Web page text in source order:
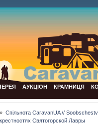
АУКЦІОН КРАМНИЦЯ
» Спільнота CaravanUA //
Святогорской Лавры